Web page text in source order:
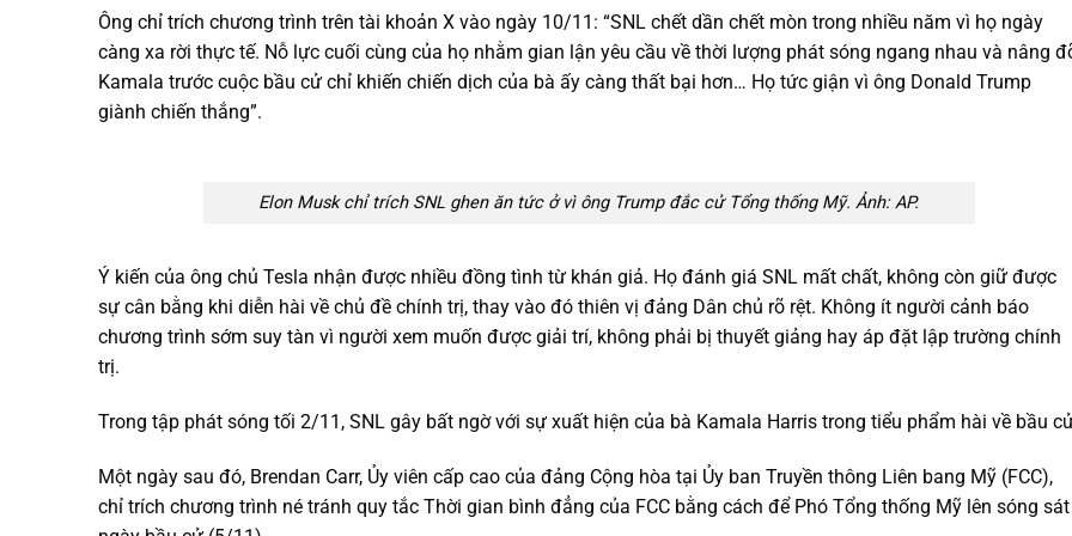
Ông chỉ trích chương trình trên tài khoản X vào ngày 10/11: “SNL chết dần chết mòn trong nhiều năm vì họ ngày
càng xa rời thực tế. Nỗ lực cuối cùng của họ nhằm gian lận yêu cầu về thời lượng phát sóng ngang nhau và nâng
Kamala trước cuộc bầu cử chỉ khiến chiến dịch của bà ấy càng thất bại hơn… Họ tức giận vì ông Donald Trump
giành chiến thắng”.
Elon Musk chỉ trích SNL ghen ăn tức ở vì ông Trump đắc cử Tổng thống Mỹ. Ảnh: AP.
Ý kiến của ông chủ Tesla nhận được nhiều đồng tình từ khán giả. Họ đánh giá SNL mất chất, không còn giữ được
sự cân bằng khi diễn hài về chủ đề chính trị, thay vào đó thiên vị đảng Dân chủ rõ rệt. Không ít người cảnh báo
chương trình sớm suy tàn vì người xem muốn được giải trí, không phải bị thuyết giảng hay áp đặt lập trường chính
trị.
Trong tập phát sóng tối 2/11, SNL gây bất ngờ với sự xuất hiện của bà Kamala Harris trong tiểu phẩm hài về bầu
Một ngày sau đó, Brendan Carr, Ủy viên cấp cao của đảng Cộng hòa tại Ủy ban Truyền thông Liên bang Mỹ (FCC),
chỉ trích chương trình né tránh quy tắc Thời gian bình đẳng của FCC bằng cách để Phó Tổng thống Mỹ lên sóng sát